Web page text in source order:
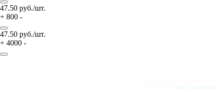
47.50 руб./шт.
+ 800 -
47.50 руб./шт.
+ 4000 -